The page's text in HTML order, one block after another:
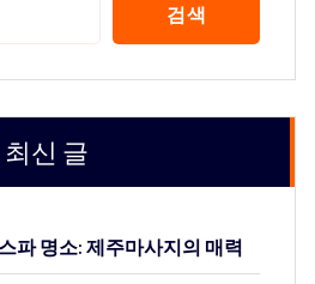
검색
최신 글
파 명소: 제주마사지의 매력